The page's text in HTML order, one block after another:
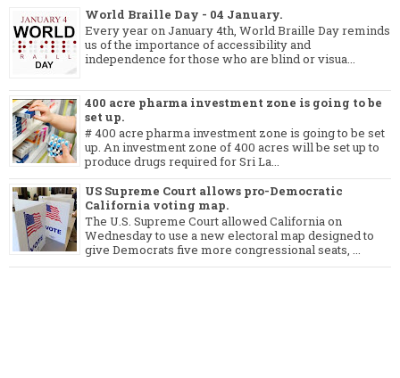
World Braille Day - 04 January.
Every year on January 4th, World Braille Day reminds
us of the importance of accessibility and
independence for those who are blind or visua...
400 acre pharma investment zone is going to be
set up.
# 400 acre pharma investment zone is going to be set
up. An investment zone of 400 acres will be set up to
produce drugs required for Sri La...
US Supreme Court allows pro-Democratic
California voting map.
The U.S. Supreme Court allowed California on
Wednesday to use a new electoral map designed to
give Democrats five more congressional seats, ...